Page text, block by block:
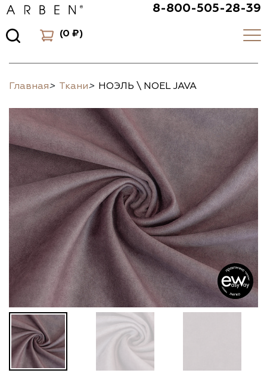
8-800-505-28-39
(0 ₽)
Главная> Ткани> НОЭЛЬ \ NOEL JAVA